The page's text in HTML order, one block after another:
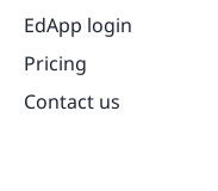
EdApp login
Pricing
Contact us